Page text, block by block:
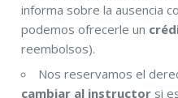
informa sobre la ausencia
podemos ofrecerle un
reembolsos).
Nos reservamos el
cambiar al instructor si